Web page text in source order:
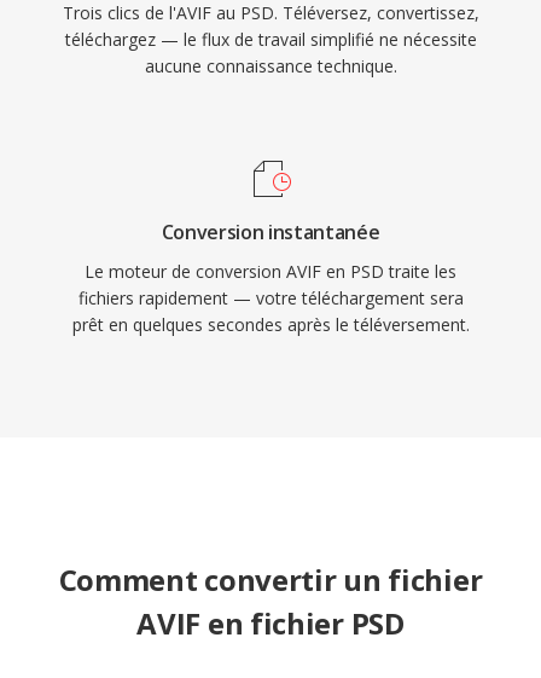
Trois clics de l'AVIF au PSD. Téléversez, convertissez,
téléchargez — le flux de travail simplifié ne nécessite
aucune connaissance technique.
Conversion instantanée
Le moteur de conversion AVIF en PSD traite les
fichiers rapidement — votre téléchargement sera
prêt en quelques secondes après le téléversement.
Comment convertir un fichier
AVIF en fichier PSD